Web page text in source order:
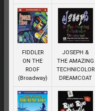
FIDDLER
ON THE
ROOF
(Broadway)
JOSEPH &
THE AMAZING
TECHNICOLOR
DREAMCOAT